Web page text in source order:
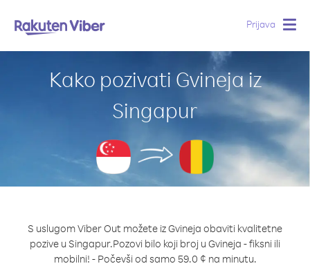
Prijava
Kako pozivati Gvineja iz
Singapur
S uslugom Viber Out možete iz Gvineja obaviti kvalitetne
pozive u Singapur.Pozovi bilo koji broj u Gvineja - fiksni ili
mobilni! - Počevši od samo 59.0 ¢ na minutu.